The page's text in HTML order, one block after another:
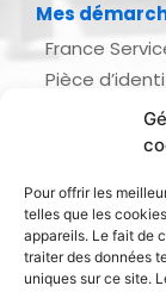
Pour offrir les
telles que les
appareils. Le fait de
traiter des données
uniques sur ce site.
Mes
France
Pièce
Demande
Inscription
Le journal de